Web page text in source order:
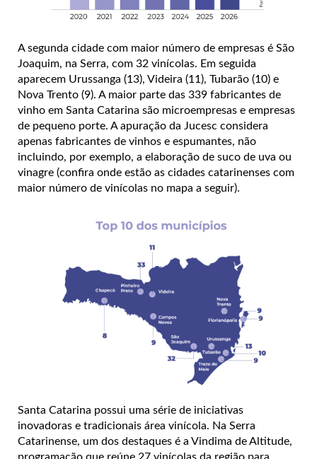
A segunda cidade com maior número de empresas é São
Joaquim, na Serra, com 32 vinícolas. Em seguida
aparecem Urussanga (13), Videira (11), Tubarão (10) e
Nova Trento (9). A maior parte das 339 fabricantes de
vinho em Santa Catarina são microempresas e empresas
de pequeno porte. A apuração da Jucesc considera
apenas fabricantes de vinhos e espumantes, não
incluindo, por exemplo, a elaboração de suco de uva ou
vinagre (confira onde estão as cidades catarinenses com
maior número de vinícolas no mapa a seguir).
Santa Catarina possui uma série de iniciativas
inovadoras e tradicionais área vinícola. Na Serra
Catarinense, um dos destaques é a Vindima de Altitude,